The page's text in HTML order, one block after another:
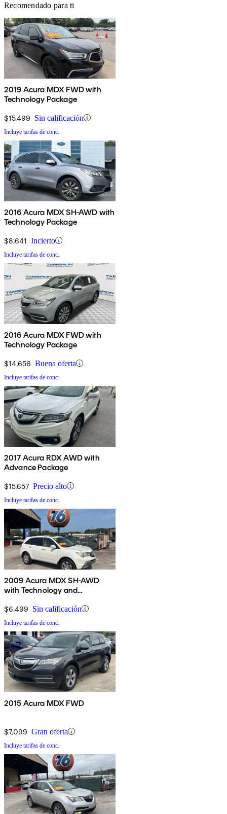
Recomendado para ti
2019 Acura MDX FWD with
Technology Package
$15,499 Sin calificación
Incluye tarifas de conc.
2016 Acura MDX SH-AWD with
Technology Package
$8,641 Incierto
Incluye tarifas de conc.
2016 Acura MDX FWD with
Technology Package
$14,656 Buena oferta
Incluye tarifas de conc.
2017 Acura RDX AWD with
Advance Package
$15,657 Precio alto
Incluye tarifas de conc.
2009 Acura MDX SH-AWD
with Technology and
$6,499 Sin calificación
Incluye tarifas de conc.
2015 Acura MDX FWD
$7,099 Gran oferta
Incluye tarifas de conc.